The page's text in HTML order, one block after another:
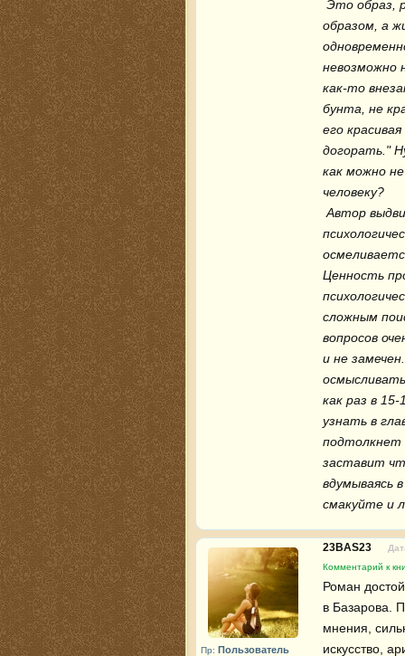
образом, а
невозможно
как-то
бунта, не
его
догорать."
как можно
человеку?
Ценность
сложным
вопросов
и не
как раз в
узнать в
подтолкнет
заставит
вдумываясь
смакуйте и
Пр: Пользователь
23BAS23
Комментарий к
Роман
в Базарова.
мнения,
искусство,